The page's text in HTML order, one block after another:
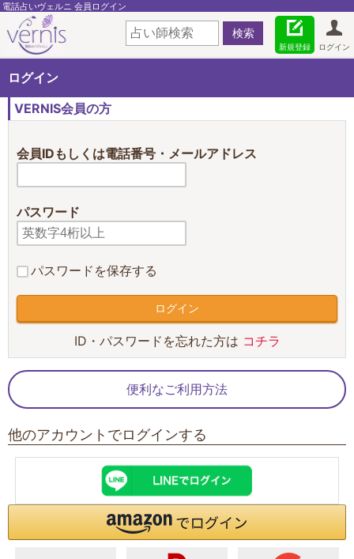
電話占いヴェルニ 会員ログイン
ログイン
新規登録
ログイン
VERNIS会員の方
会員IDもしくは電話番号・メールアドレス
パスワード
パスワードを保存する
ID・パスワードを忘れた方は コチラ
便利なご利用方法
他のアカウントでログインする